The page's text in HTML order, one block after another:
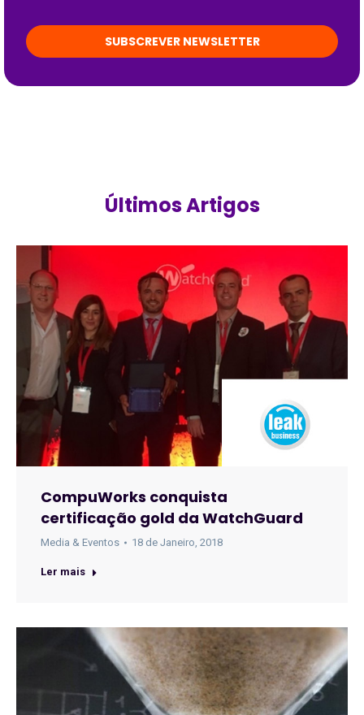
SUBSCREVER NEWSLETTER
Últimos Artigos
CompuWorks conquista
certificação gold da WatchGuard
Media & Eventos 18 de Janeiro, 2018
Ler mais